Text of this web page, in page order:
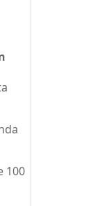
100